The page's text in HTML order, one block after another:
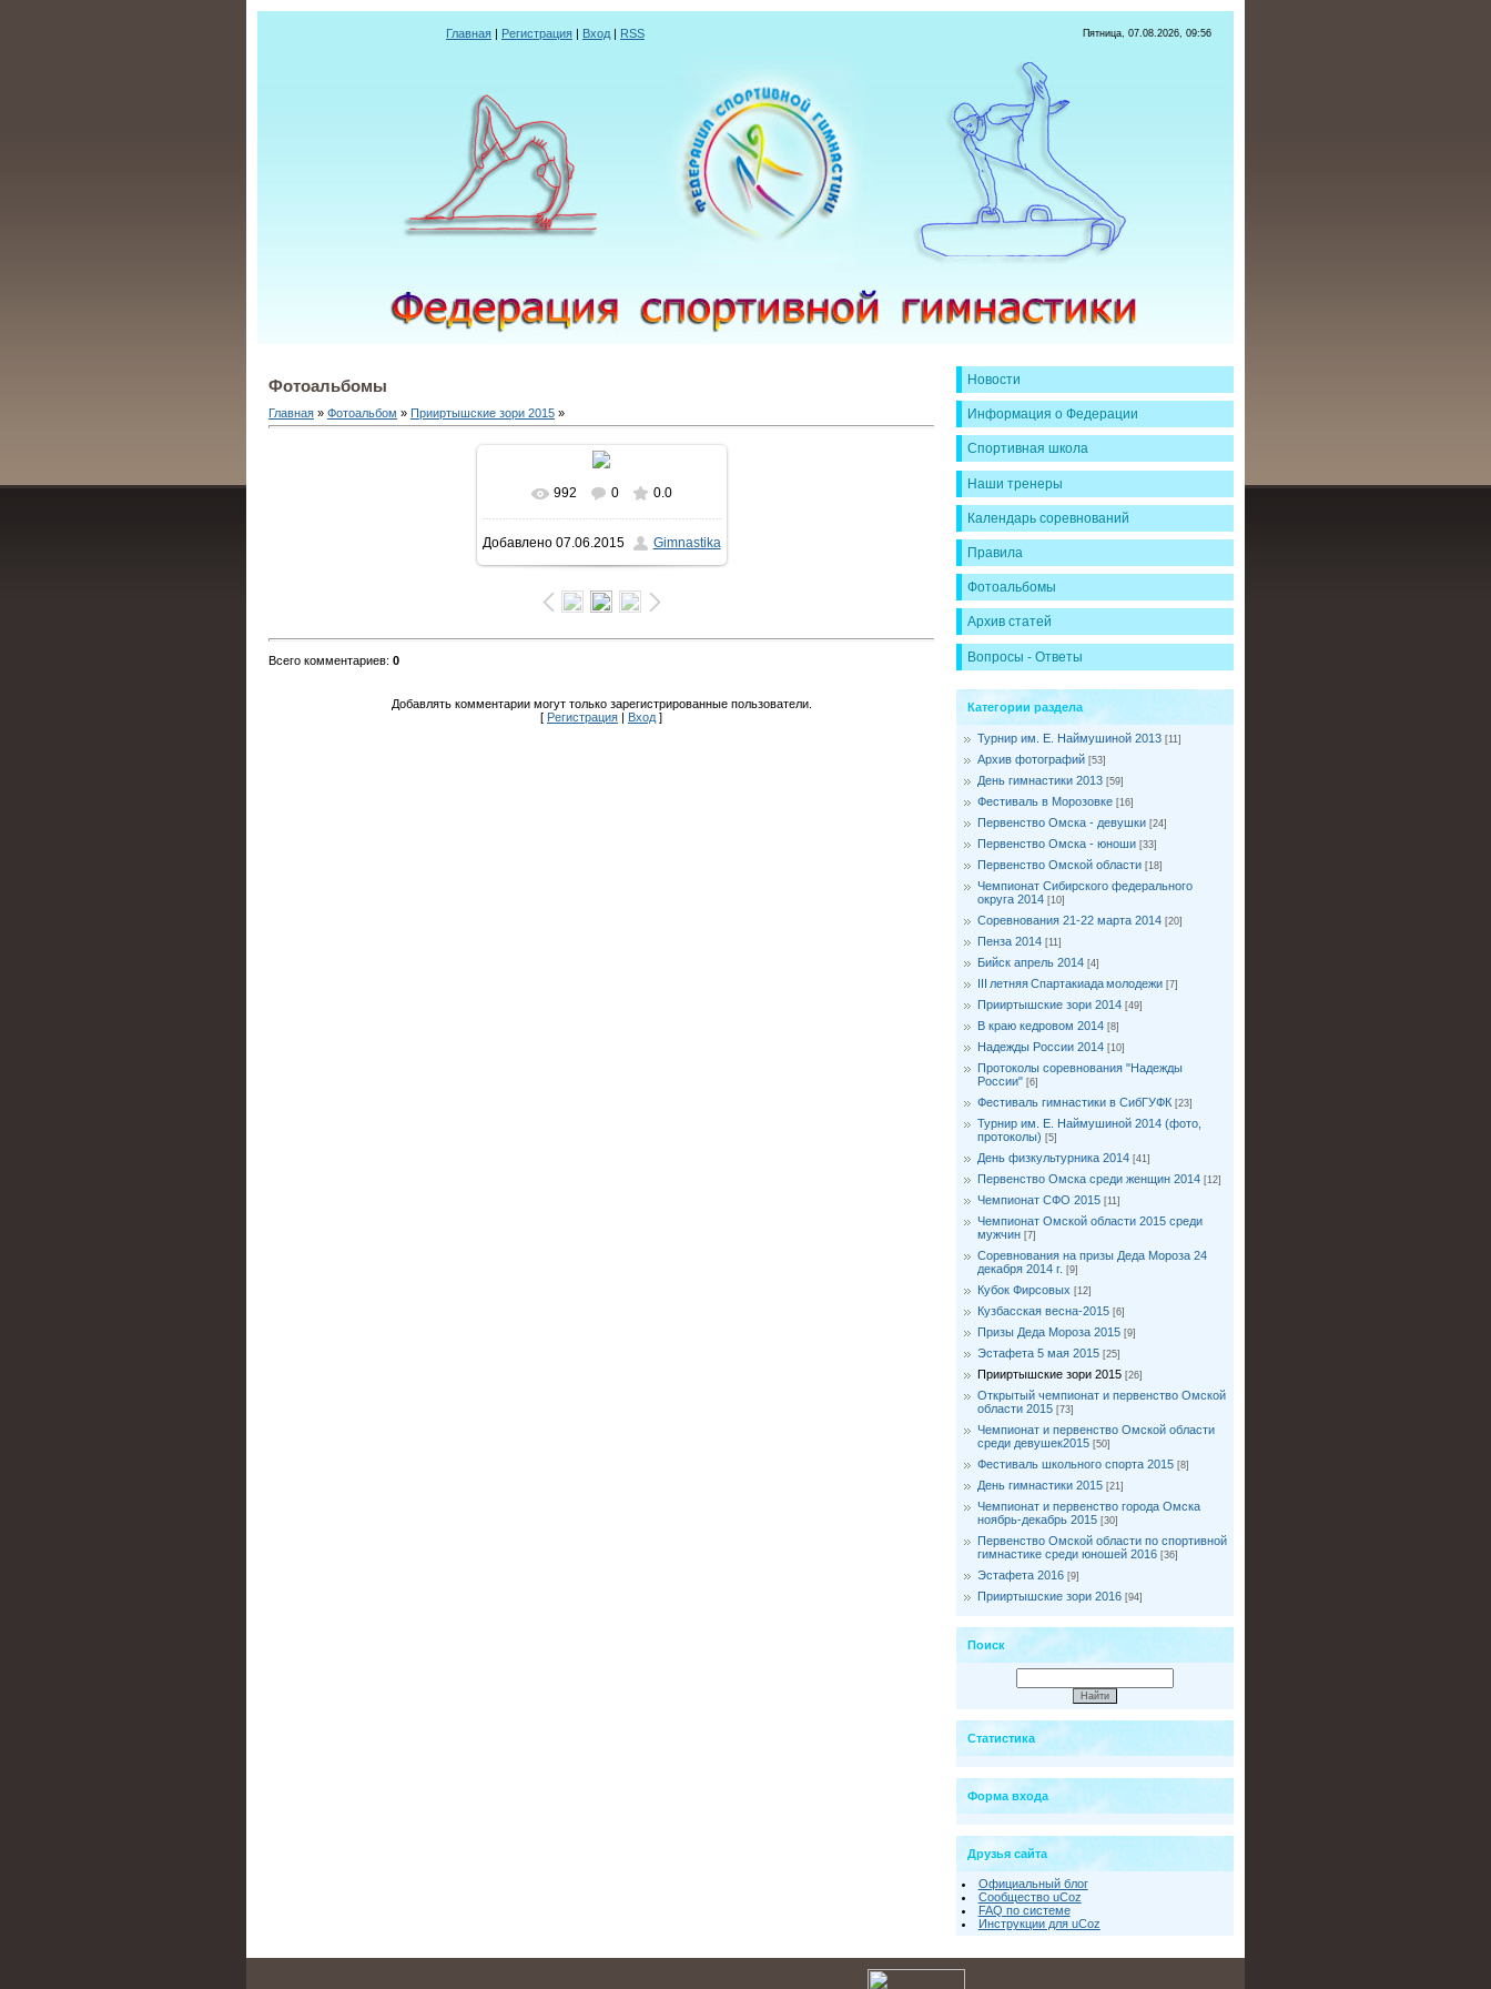
Главная | Регистрация | Вход | RSS Пятница, 07.08.2026, 09:56
Фотоальбомы
Главная » Фотоальбом » Прииртышские зори 2015 »
В реальном размере
1600x1066/ 83.5Kb
992 0 0.0
Добавлено07.06.2015 Gimnastika
Всего комментариев: 0
Добавлять комментарии могут только зарегистрированные пользователи.
[ Регистрация Вход]
Новости
Информация о Федерации
Спортивная школа
Наши тренеры
Календарь соревнований
Правила
Фотоальбомы
Архив статей
Вопросы - Ответы
Категории раздела
Турнир им. Е. Наймушиной 2013 [11]
Архив фотографий [53]
День гимнастики 2013 [59]
Фестиваль в Морозовке [16]
Первенство Омска - девушки [24]
Первенство Омска - юноши [33]
Первенство Омской области [18]
Чемпионат Сибирского федерального
округа 2014 [10]
Соревнования 21-22 марта 2014 [20]
Пенза 2014 [11]
Бийск апрель 2014 [4]
III летняя Спартакиада молодежи [7]
Прииртышские зори 2014 [49]
В краю кедровом 2014 [8]
Надежды России 2014 [10]
Протоколы соревнования "Надежды
России" [6]
Фестиваль гимнастики в СибГУФК [23]
Турнир им. Е. Наймушиной 2014 (фото,
протоколы) [5]
День физкультурника 2014 [41]
Первенство Омска среди женщин 2014 [12]
Чемпионат СФО 2015 [11]
Чемпионат Омской области 2015 среди
мужчин [7]
Соревнования на призы Деда Мороза 24
декабря 2014 г. [9]
Кубок Фирсовых [12]
Кузбасская весна-2015 [6]
Призы Деда Мороза 2015 [9]
Эстафета 5 мая 2015 [25]
Прииртышские зори 2015 [26]
Открытый чемпионат и первенство Омской
области 2015 [73]
Чемпионат и первенство Омской области
среди девушек2015 [50]
Фестиваль школьного спорта 2015 [8]
День гимнастики 2015 [21]
Чемпионат и первенство города Омска
ноябрь-декабрь 2015 [30]
Первенство Омской области по спортивной
гимнастике среди юношей 2016 [36]
Эстафета 2016 [9]
Прииртышские зори 2016 [94]
Поиск
Статистика
Форма входа
Друзья сайта
Официальный блог
Сообщество uCoz
FAQ по системе
Инструкции для uCoz